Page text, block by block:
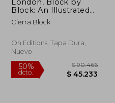
Block: An Illustrated
Guide to the Best of
England’S Capital
(en Inglés)
Cierra Block
Oh Editions, Tapa Dura,
Nuevo